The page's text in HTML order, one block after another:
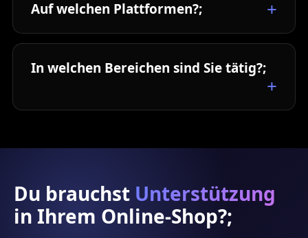
Auf welchen Plattformen?;
In welchen Bereichen sind Sie tätig?;
Du brauchst Unterstützung
in Ihrem Online-Shop?;